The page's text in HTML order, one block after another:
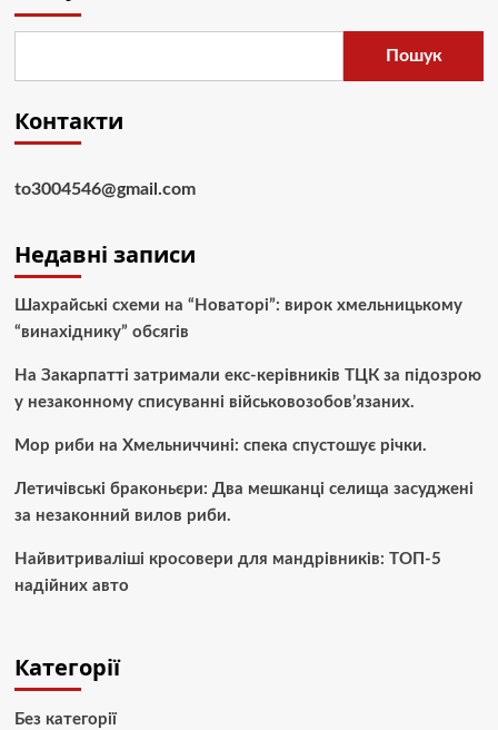
Пошук
Контакти
to3004546@gmail.com
Недавні записи
Шахрайські схеми на “Новаторі”: вирок хмельницькому
“винахіднику” обсягів
На Закарпатті затримали екс-керівників ТЦК за підозрою
у незаконному списуванні військовозобов’язаних.
Мор риби на Хмельниччині: спека спустошує річки.
Летичівські браконьєри: Два мешканці селища засуджені
за незаконний вилов риби.
Найвитриваліші кросовери для мандрівників: ТОП-5
надійних авто
Категорії
Без категорії